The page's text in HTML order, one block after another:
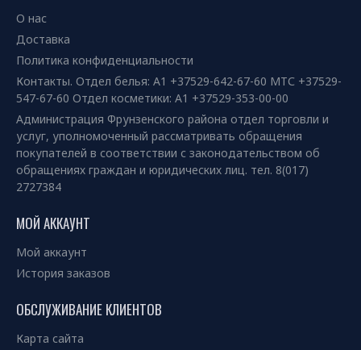
О нас
Доставка
Политика конфиденциальности
Контакты. Отдел белья: А1 +37529-642-67-60 МТС +37529-
547-67-60 Отдел косметики: А1 +37529-353-00-00
Администрация Фрунзенского района отдел торговли и
услуг, уполномоченный рассматривать обращения
покупателей в соответствии с законодательством об
обращениях граждан и юридических лиц. тел. 8(017)
2727384
МОЙ АККАУНТ
Мой аккаунт
История заказов
ОБСЛУЖИВАНИЕ КЛИЕНТОВ
Карта сайта